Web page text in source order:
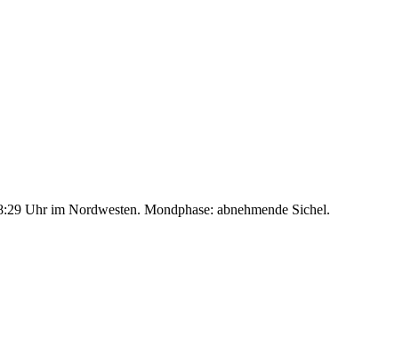
Uhr im Nordwesten. Mondphase: abnehmende Sichel.